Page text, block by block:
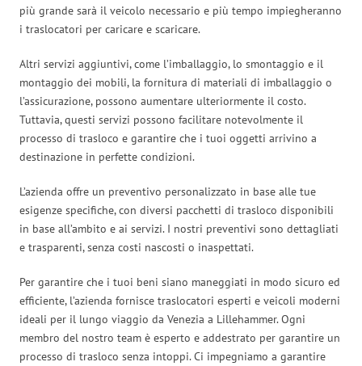
più grande sarà il veicolo necessario e più tempo impiegheranno
i traslocatori per caricare e scaricare.
Altri servizi aggiuntivi, come l’imballaggio, lo smontaggio e il
montaggio dei mobili, la fornitura di materiali di imballaggio o
l’assicurazione, possono aumentare ulteriormente il costo.
Tuttavia, questi servizi possono facilitare notevolmente il
processo di trasloco e garantire che i tuoi oggetti arrivino a
destinazione in perfette condizioni.
L’azienda offre un preventivo personalizzato in base alle tue
esigenze specifiche, con diversi pacchetti di trasloco disponibili
in base all’ambito e ai servizi. I nostri preventivi sono dettagliati
e trasparenti, senza costi nascosti o inaspettati.
Per garantire che i tuoi beni siano maneggiati in modo sicuro ed
efficiente, l’azienda fornisce traslocatori esperti e veicoli moderni
ideali per il lungo viaggio da Venezia a Lillehammer. Ogni
membro del nostro team è esperto e addestrato per garantire un
processo di trasloco senza intoppi. Ci impegniamo a garantire